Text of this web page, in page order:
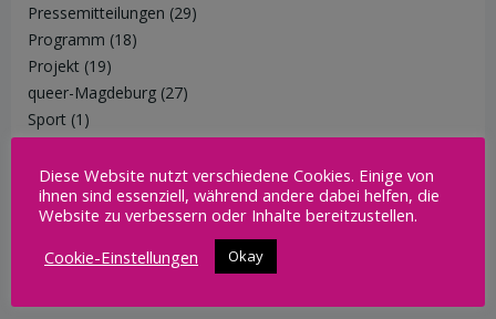
Pressemitteilungen (29)
Programm (18)
Projekt (19)
queer-Magdeburg (27)
Sport (1)
Trauer(1)
Vernetzung(51)
Diese Website nutzt verschiedene Cookies. Einige von
ihnen sind essenziell, während andere dabei helfen, die
Website zu verbessern oder Inhalte bereitzustellen.
Cookie-Einstellungen
Okay